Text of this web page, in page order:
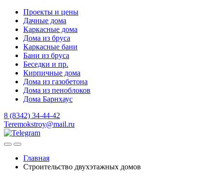
Проекты и цены
Дачные дома
Каркасные дома
Дома из бруса
Каркасные бани
Бани из бруса
Беседки и пр.
Кирпичные дома
Дома из газобетона
Дома из пеноблоков
Дома Барнхаус
8 (8342) 34-44-42
Teremokstroy@mail.ru
Главная
Строительство двухэтажных домов